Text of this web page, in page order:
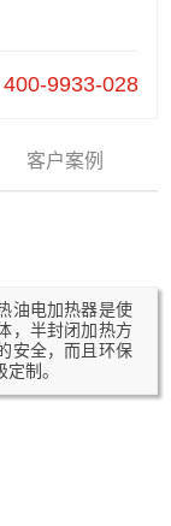
400-9933-028
客户案例
油电加热器是使
，半封闭加热方
安全，而且环保
制。